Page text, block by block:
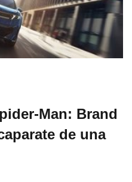
Man: Brand
de una